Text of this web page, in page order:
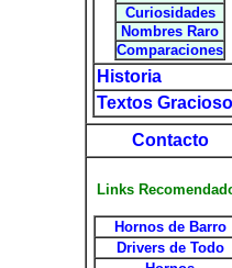
Curiosidades
Nombres Raro
Comparaciones
Historia
Textos
Contacto
Links
Hornos de Barro
Drivers de Todo